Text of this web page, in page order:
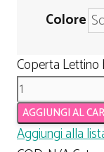
Colore
Coperta
AGGIUNGI AL
Aggiungi alla